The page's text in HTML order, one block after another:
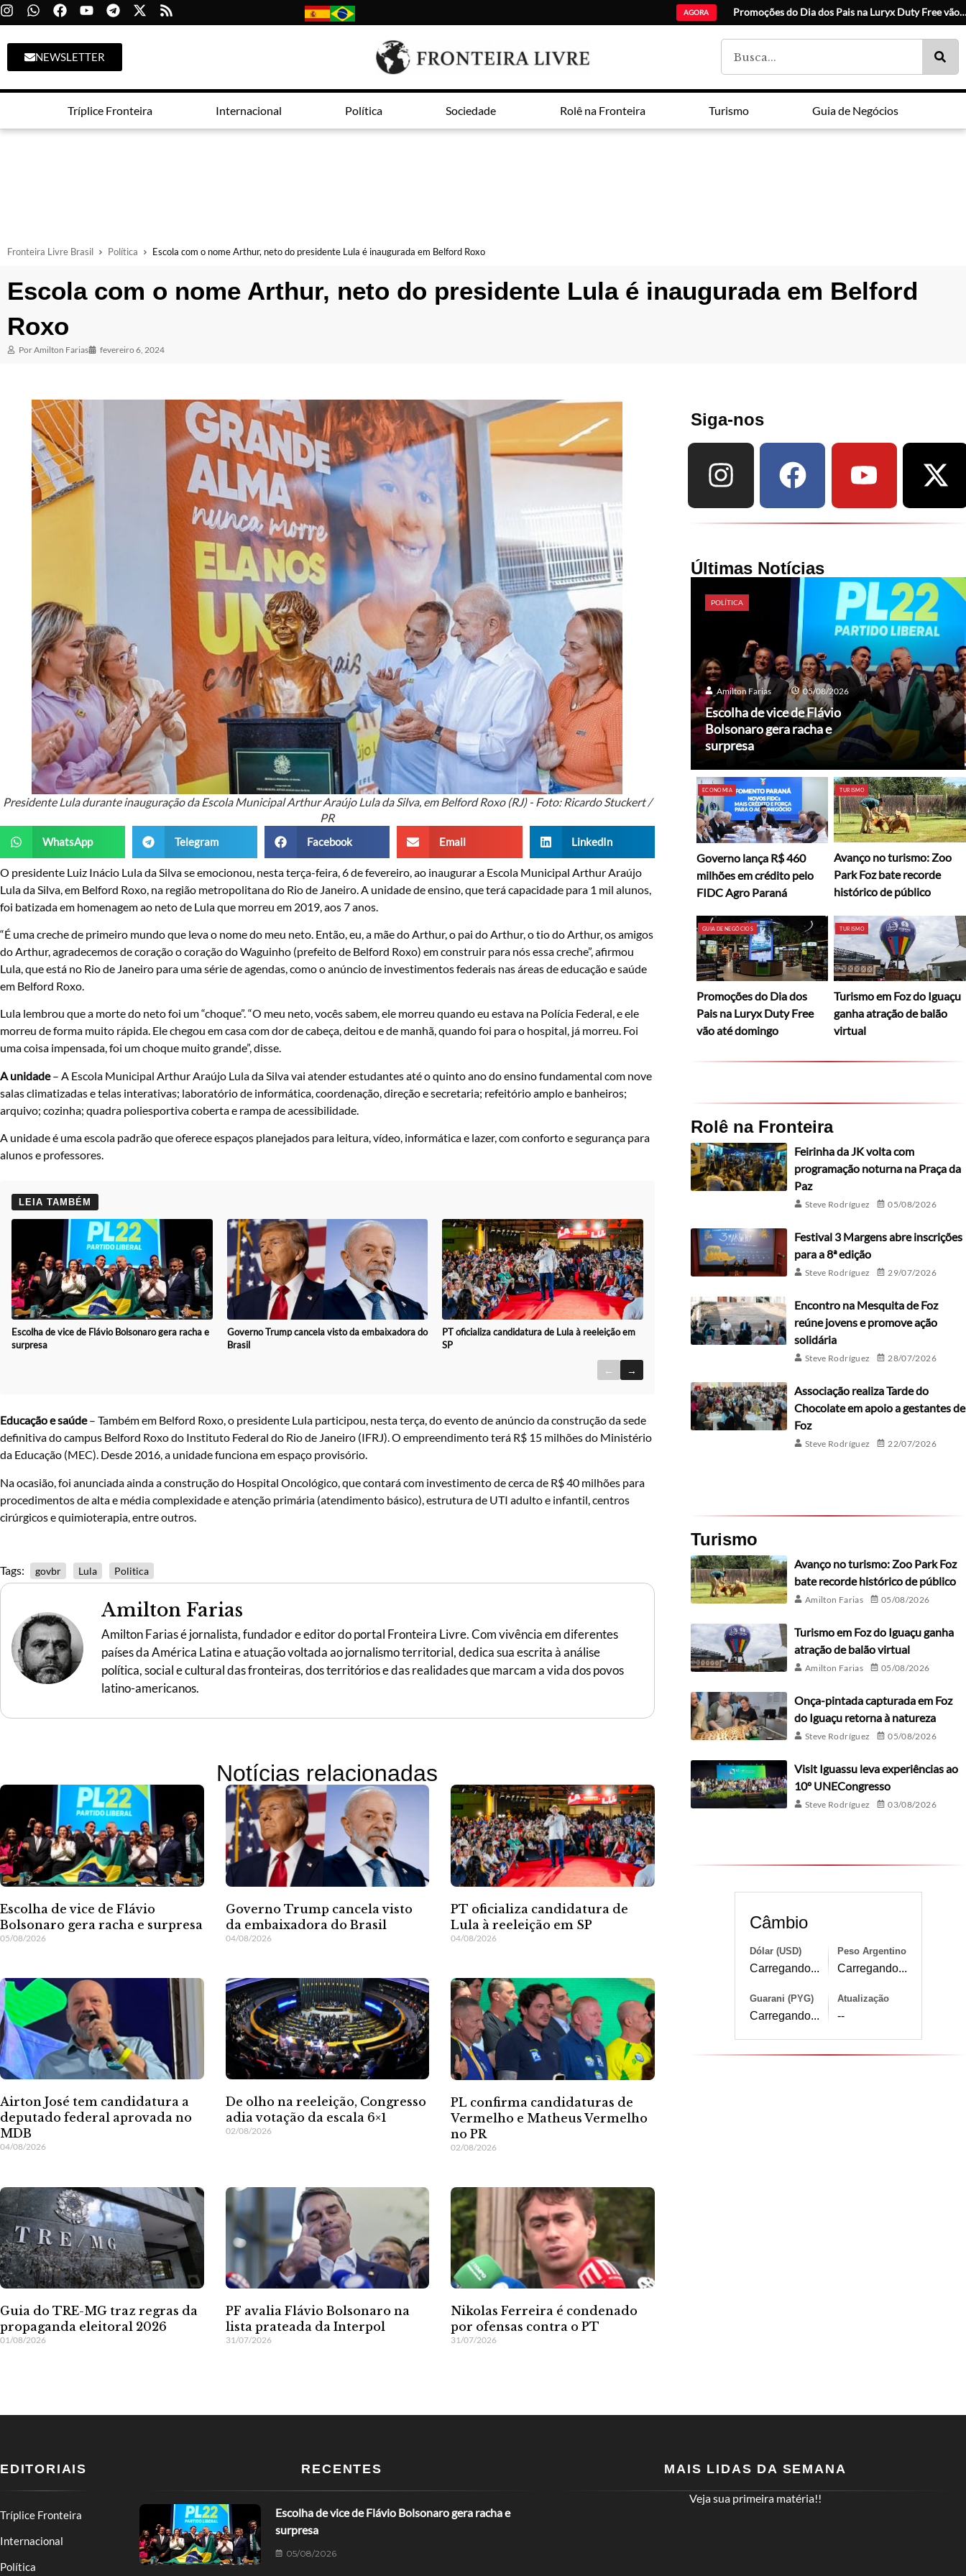
AGORA Escolha de
NEWSLETTER
Tríplice Fronteira Internacional Política Sociedade Rolê na Fronteira Turismo Guia de Negócios
Fronteira Livre Brasil Política Escola com o nome Arthur, neto do presidente Lula é inaugurada em Belford Roxo
Escola com o nome Arthur, neto do presidente Lula é inaugurada em Belford
Roxo
PorAmilton Farias fevereiro 6, 2024
Presidente Lula durante inauguração da Escola Municipal Arthur Araújo Lula da Silva, em Belford Roxo (RJ) - Foto: Ricardo Stuckert /
PR
WhatsApp Telegram Facebook Email LinkedIn
O presidente Luiz Inácio Lula da Silva se emocionou, nesta terça-feira, 6 de fevereiro, ao inaugurar a Escola Municipal Arthur Araújo
Lula da Silva, em Belford Roxo, na região metropolitana do Rio de Janeiro. A unidade de ensino, que terá capacidade para 1 mil alunos,
foi batizada em homenagem ao neto de Lula que morreu em 2019, aos 7 anos.
“É uma creche de primeiro mundo que leva o nome do meu neto. Então, eu, a mãe do Arthur, o pai do Arthur, o tio do Arthur, os amigos
do Arthur, agradecemos de coração o coração do Waguinho (prefeito de Belford Roxo) em construir para nós essa creche”, afirmou
Lula, que está no Rio de Janeiro para uma série de agendas, como o anúncio de investimentos federais nas áreas de educação e saúde
em Belford Roxo.
Lula lembrou que a morte do neto foi um “choque”. “O meu neto, vocês sabem, ele morreu quando eu estava na Polícia Federal, e ele
morreu de forma muito rápida. Ele chegou em casa com dor de cabeça, deitou e de manhã, quando foi para o hospital, já morreu. Foi
uma coisa impensada, foi um choque muito grande”, disse.
A unidade– A Escola Municipal Arthur Araújo Lula da Silva vai atender estudantes até o quinto ano do ensino fundamental com nove
salas climatizadas e telas interativas; laboratório de informática, coordenação, direção e secretaria; refeitório amplo e banheiros;
arquivo; cozinha; quadra poliesportiva coberta e rampa de acessibilidade.
A unidade é uma escola padrão que oferece espaços planejados para leitura, vídeo, informática e lazer, com conforto e segurança para
alunos e professores.
LEIA TAMBÉM
Escolha de vice de Flávio Bolsonaro gera racha e
surpresa
Governo Trump cancela visto da embaixadora do
Brasil
PT oficializa candidatura de Lula à reeleição em
SP
← →
Educação e saúde– Também em Belford Roxo, o presidente Lula participou, nesta terça, do evento de anúncio da construção da sede
definitiva do campus Belford Roxo do Instituto Federal do Rio de Janeiro (IFRJ). O empreendimento terá R$ 15 milhões do Ministério
da Educação (MEC). Desde 2016, a unidade funciona em espaço provisório.
Na ocasião, foi anunciada ainda a construção do Hospital Oncológico, que contará com investimento de cerca de R$ 40 milhões para
procedimentos de alta e média complexidade e atenção primária (atendimento básico), estrutura de UTI adulto e infantil, centros
cirúrgicos e quimioterapia, entre outros.
Tags: govbr Lula Politica
Amilton Farias
Amilton Farias é jornalista, fundador e editor do portal Fronteira Livre. Com vivência em diferentes
países da América Latina e atuação voltada ao jornalismo territorial, dedica sua escrita à análise
política, social e cultural das fronteiras, dos territórios e das realidades que marcam a vida dos povos
latino-americanos.
Notícias relacionadas
Escolha de vice de Flávio
Bolsonaro gera racha e surpresa
05/08/2026
Governo Trump cancela visto
da embaixadora do Brasil
04/08/2026
PT oficializa candidatura de
Lula à reeleição em SP
04/08/2026
Airton José tem candidatura a
deputado federal aprovada no
MDB
04/08/2026
De olho na reeleição, Congresso
adia votação da escala 6×1
02/08/2026
PL confirma candidaturas de
Vermelho e Matheus Vermelho
no PR
02/08/2026
Guia do TRE-MG traz regras da
propaganda eleitoral 2026
01/08/2026
PF avalia Flávio Bolsonaro na
lista prateada da Interpol
31/07/2026
Nikolas Ferreira é condenado
por ofensas contra o PT
31/07/2026
Siga-nos
Últimas Notícias
POLÍTICA
Amilton Farias 05/08/2026
Escolha de vice de Flávio
Bolsonaro gera racha e
surpresa
ECONOMIA
Governo lança R$ 460
milhões em crédito pelo
FIDC Agro Paraná
TURISMO
Avanço no turismo: Zoo
Park Foz bate recorde
histórico de público
GUIA DE NEGÓCIOS
Promoções do Dia dos
Pais na Luryx Duty Free
vão até domingo
TURISMO
Turismo em Foz do Iguaçu
ganha atração de balão
virtual
Rolê na Fronteira
Feirinha da JK volta com
programação noturna na Praça da
Paz
Steve Rodríguez 05/08/2026
Festival 3 Margens abre inscrições
para a 8ª edição
Steve Rodríguez 29/07/2026
Encontro na Mesquita de Foz
reúne jovens e promove ação
solidária
Steve Rodríguez 28/07/2026
Associação realiza Tarde do
Chocolate em apoio a gestantes de
Foz
Steve Rodríguez 22/07/2026
Turismo
Avanço no turismo: Zoo Park Foz
bate recorde histórico de público
Amilton Farias 05/08/2026
Turismo em Foz do Iguaçu ganha
atração de balão virtual
Amilton Farias 05/08/2026
Onça-pintada capturada em Foz
do Iguaçu retorna à natureza
Steve Rodríguez 05/08/2026
Visit Iguassu leva experiências ao
10º UNECongresso
Steve Rodríguez 03/08/2026
Câmbio
Dólar (USD)
Carregando...
Peso Argentino
Carregando...
Guarani (PYG)
Carregando...
Atualização
--
EDITORIAIS
Tríplice Fronteira
Internacional
Política
RECENTES
Escolha de vice de Flávio Bolsonaro gera racha e
surpresa
05/08/2026
MAIS LIDAS DA SEMANA
Veja sua primeira matéria!!